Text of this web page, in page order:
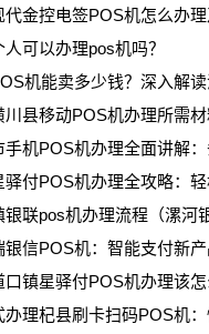
可以办理pos机吗？
川县移动POS机办理所需
银信POS机：智能支付新产